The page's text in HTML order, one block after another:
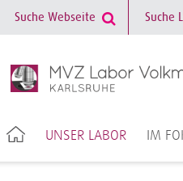
UNSER LABOR IM